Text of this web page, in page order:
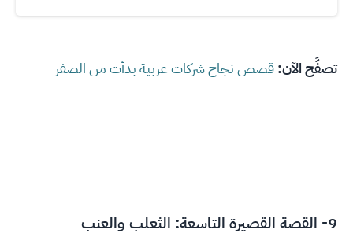
تصفَّح الآن:قصص نجاح شركات عربية بدأت من الصفر
9- القصة القصيرة التاسعة: الثعلب والعنب